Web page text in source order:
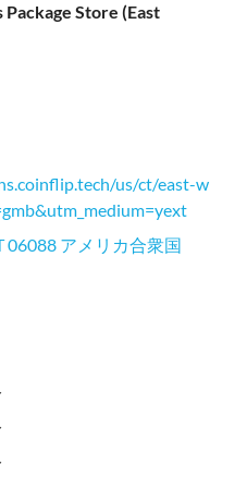
Store (East
us/ct/east-w
06088 アメリカ合衆国